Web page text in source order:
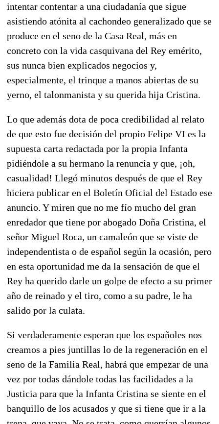
intentar contentar a una ciudadanía que sigue
asistiendo atónita al cachondeo generalizado que se
produce en el seno de la Casa Real, más en
concreto con la vida casquivana del Rey emérito,
sus nunca bien explicados negocios y,
especialmente, el trinque a manos abiertas de su
yerno, el talonmanista y su querida hija Cristina.
Lo que además dota de poca credibilidad al relato
de que esto fue decisión del propio Felipe VI es la
supuesta carta redactada por la propia Infanta
pidiéndole a su hermano la renuncia y que, ¡oh,
casualidad! Llegó minutos después de que el Rey
hiciera publicar en el Boletín Oficial del Estado ese
anuncio. Y miren que no me fío mucho del gran
enredador que tiene por abogado Doña Cristina, el
señor Miguel Roca, un camaleón que se viste de
independentista o de español según la ocasión, pero
en esta oportunidad me da la sensación de que el
Rey ha querido darle un golpe de efecto a su primer
año de reinado y el tiro, como a su padre, le ha
salido por la culata.
Si verdaderamente esperan que los españoles nos
creamos a pies juntillas lo de la regeneración en el
seno de la Familia Real, habrá que empezar de una
vez por todas dándole todas las facilidades a la
Justicia para que la Infanta Cristina se siente en el
banquillo de los acusados y que si tiene que ir a la